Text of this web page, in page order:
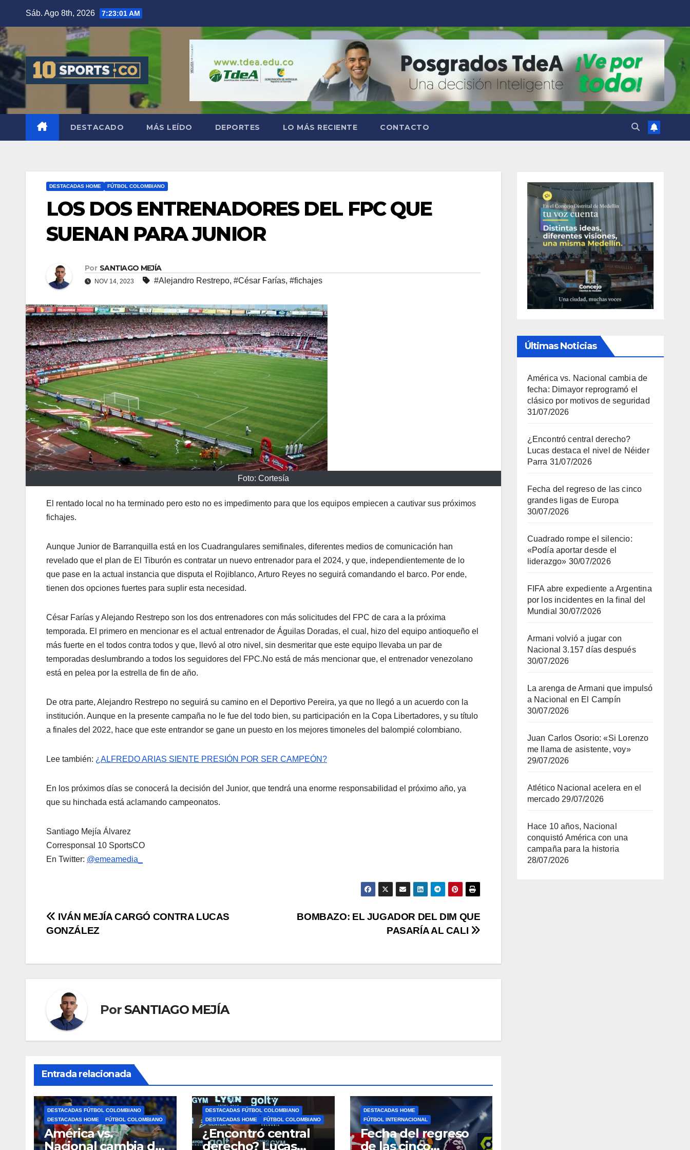
Sáb. Ago 8th, 2026 7:23:02 AM
DESTACADO MÁS LEÍDO DEPORTES LO MÁS RECIENTE CONTACTO
DESTACADAS HOME FÚTBOL COLOMBIANO
LOS DOS ENTRENADORES DEL FPC QUE
SUENAN PARA JUNIOR
Por SANTIAGO MEJÍA
NOV 14, 2023 #Alejandro Restrepo, #César Farías, #fichajes
Foto: Cortesía
El rentado local no ha terminado pero esto no es impedimento para que los equipos empiecen a cautivar sus próximos
fichajes.
Aunque Junior de Barranquilla está en los Cuadrangulares semifinales, diferentes medios de comunicación han
revelado que el plan de El Tiburón es contratar un nuevo entrenador para el 2024, y que, independientemente de lo
que pase en la actual instancia que disputa el Rojiblanco, Arturo Reyes no seguirá comandando el barco. Por ende,
tienen dos opciones fuertes para suplir esta necesidad.
César Farías y Alejando Restrepo son los dos entrenadores con más solicitudes del FPC de cara a la próxima
temporada. El primero en mencionar es el actual entrenador de Águilas Doradas, el cual, hizo del equipo antioqueño el
más fuerte en el todos contra todos y que, llevó al otro nivel, sin desmeritar que este equipo llevaba un par de
temporadas deslumbrando a todos los seguidores del FPC.No está de más mencionar que, el entrenador venezolano
está en pelea por la estrella de fin de año.
De otra parte, Alejandro Restrepo no seguirá su camino en el Deportivo Pereira, ya que no llegó a un acuerdo con la
institución. Aunque en la presente campaña no le fue del todo bien, su participación en la Copa Libertadores, y su título
a finales del 2022, hace que este entrandor se gane un puesto en los mejores timoneles del balompié colombiano.
Lee también: ¿ALFREDO ARIAS SIENTE PRESIÓN POR SER CAMPEÓN?
En los próximos días se conocerá la decisión del Junior, que tendrá una enorme responsabilidad el próximo año, ya
que su hinchada está aclamando campeonatos.
Santiago Mejía Álvarez
Corresponsal 10 SportsCO
En Twitter: @emeamedia_
BOMBAZO: EL JUGADOR DEL DIM QUE
PASARÍA AL CALI
IVÁN MEJÍA CARGÓ CONTRA LUCAS
GONZÁLEZ
Por SANTIAGO MEJÍA
Entrada relacionada
DESTACADAS FÚTBOL COLOMBIANO
DESTACADAS HOME
FÚTBOL COLOMBIANO
América vs.
Nacional cambia de
DESTACADAS FÚTBOL COLOMBIANO
DESTACADAS HOME
FÚTBOL COLOMBIANO
¿Encontró central
derecho? Lucas
DESTACADAS HOME
FÚTBOL INTERNACIONAL
Fecha del regreso
de las cinco
Últimas Noticias
América vs. Nacional cambia de
fecha: Dimayor reprogramó el
clásico por motivos de seguridad
31/07/2026
¿Encontró central derecho?
Lucas destaca el nivel de Néider
Parra 31/07/2026
Fecha del regreso de las cinco
grandes ligas de Europa
30/07/2026
Cuadrado rompe el silencio:
«Podía aportar desde el
liderazgo» 30/07/2026
FIFA abre expediente a Argentina
por los incidentes en la final del
Mundial 30/07/2026
Armani volvió a jugar con
Nacional 3.157 días después
30/07/2026
La arenga de Armani que impulsó
a Nacional en El Campín
30/07/2026
Juan Carlos Osorio: «Si Lorenzo
me llama de asistente, voy»
29/07/2026
Atlético Nacional acelera en el
mercado 29/07/2026
Hace 10 años, Nacional
conquistó América con una
campaña para la historia
28/07/2026